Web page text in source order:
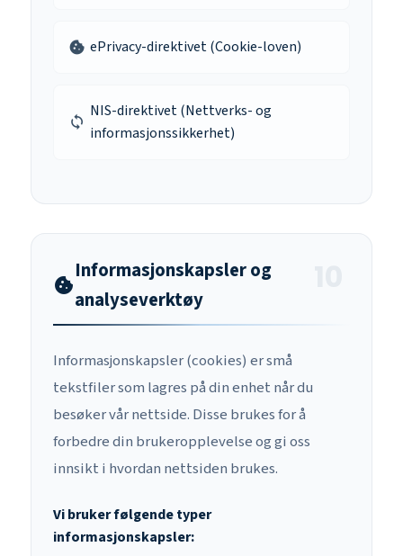
cookie ePrivacy-direktivet (Cookie-loven)
sync
NIS-direktivet (Nettverks- og
informasjonssikkerhet)
cookie
Informasjonskapsler og
analyseverktøy
Informasjonskapsler (cookies) er små
tekstfiler som lagres på din enhet når du
besøker vår nettside. Disse brukes for å
forbedre din brukeropplevelse og gi oss
innsikt i hvordan nettsiden brukes.
Vi bruker følgende typer
informasjonskapsler: